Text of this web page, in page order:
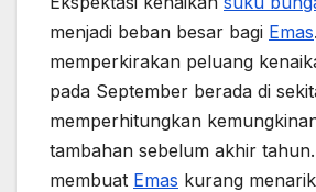
menjadi beban besar bagi Emas.
memperkirakan peluang
pada September berada di
memperhitungkan
tambahan sebelum akhir
membuat Emas kurang